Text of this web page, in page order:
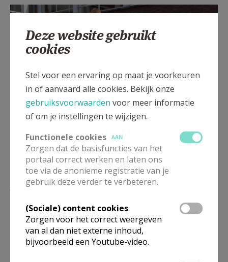
F1213d26 vormsel st.
Laurentius.jpg
DANKVIERING
F1213e26 jongerenviering.jpeg
Deze website gebruikt
cookies
Stel voor een ervaring op maat je voorkeuren
in of aanvaard alle cookies. Bekijk onze
gebruiksvoorwaarden voor meer informatie
of om je instellingen te wijzigen.
Functionele cookies
AAN
Zorgen dat de basisfuncties van het
portaal correct werken en laten ons
toe via de anonieme registratie van je
gebruik deze verder te verbeteren.
(Sociale) content cookies
Zorgen voor het correct weergeven
van al dan niet externe inhoud,
bijvoorbeeld een Youtube-video.